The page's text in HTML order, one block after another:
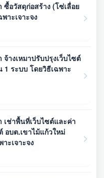
ซื้อวัสดุก่อสร้าง (โซ่เลื่อย
าะเจาะจง
างเหมาปรับปรุงเว็บไซต์
1 ระบบ โดยวิธีเฉพาะ
เช่าพื้นที่เว็บไซต์และค่า
อบต.เขาไม้แก้วใหม่
ะเจาะจง